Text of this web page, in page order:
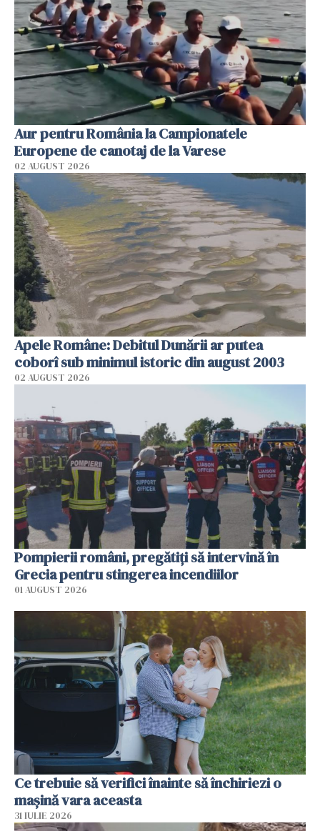
Aur pentru România la Campionatele
Europene de canotaj de la Varese
02 AUGUST 2026
Apele Române: Debitul Dunării ar putea
coborî sub minimul istoric din august 2003
02 AUGUST 2026
Pompierii români, pregătiţi să intervină în
Grecia pentru stingerea incendiilor
01 AUGUST 2026
Ce trebuie să verifici înainte să închiriezi o
mașină vara aceasta
31 IULIE 2026